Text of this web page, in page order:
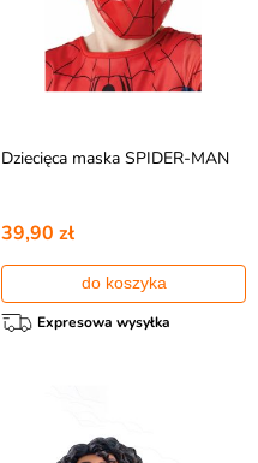
Dziecięca maska SPIDER-MAN
39,90 zł
do koszyka
Expresowa wysyłka